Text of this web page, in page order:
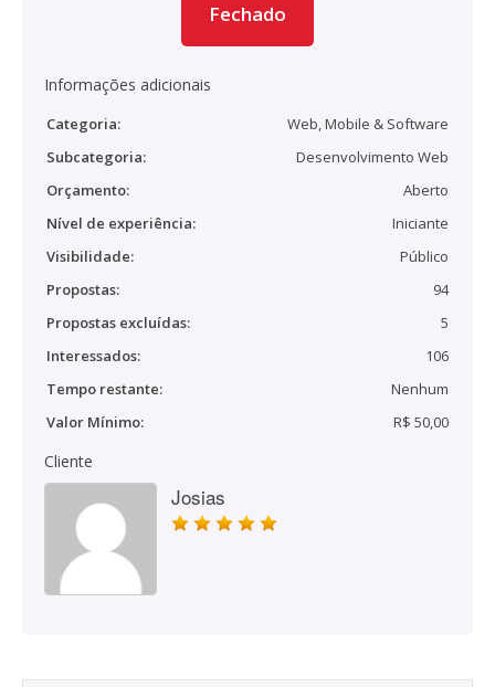
Fechado
Informações adicionais
Categoria:
Web, Mobile & Software
Subcategoria:
Desenvolvimento Web
Orçamento:
Aberto
Nível de experiência:
Iniciante
Visibilidade:
Público
Propostas:
94
Propostas excluídas:
5
Interessados:
106
Tempo restante:
Nenhum
Valor Mínimo:
R$ 50,00
Cliente
Josias